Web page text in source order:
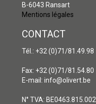
B-6043 Ransart
Mentions légales
CONTACT
Tél.: +32 (0)71/81.49.98
Fax: +32 (0)71/81.54.80
E-mail: info@olivert.be
N° TVA: BE0463.815.002